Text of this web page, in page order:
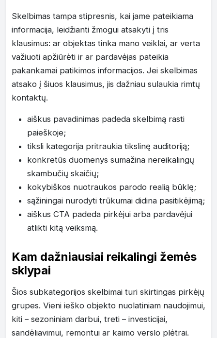
Skelbimas tampa stipresnis, kai jame pateikiama
informacija, leidžianti žmogui atsakyti į tris
klausimus: ar objektas tinka mano veiklai, ar verta
važiuoti apžiūrėti ir ar pardavėjas pateikia
pakankamai patikimos informacijos. Jei skelbimas
atsako į šiuos klausimus, jis dažniau sulaukia rimtų
kontaktų.
aiškus pavadinimas padeda skelbimą rasti
paieškoje;
tiksli kategorija pritraukia tikslinę auditoriją;
konkretūs duomenys sumažina nereikalingų
skambučių skaičių;
kokybiškos nuotraukos parodo realią būklę;
sąžiningai nurodyti trūkumai didina pasitikėjimą;
aiškus CTA padeda pirkėjui arba pardavėjui
atlikti kitą veiksmą.
Kam dažniausiai reikalingi žemės
sklypai
Šios subkategorijos skelbimai turi skirtingas pirkėjų
grupes. Vieni ieško objekto nuolatiniam naudojimui,
kiti – sezoniniam darbui, treti – investicijai,
sandėliavimui, remontui ar kaimo verslo plėtrai.